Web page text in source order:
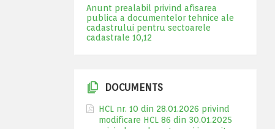
Anunt prealabil privind afisarea
publica a documentelor tehnice ale
cadastrului pentru sectoarele
cadastrale 10,12
DOCUMENTS
HCL nr. 10 din 28.01.2026 privind
modificare HCL 86 din 30.01.2025